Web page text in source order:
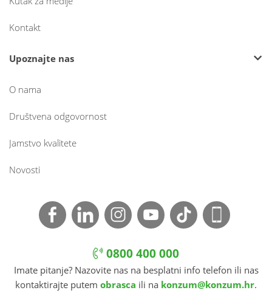
Kontakt
Upoznajte nas
O nama
Društvena odgovornost
Jamstvo kvalitete
Novosti
0800 400 000
Imate pitanje? Nazovite nas na besplatni info telefon ili nas
kontaktirajte putem obrasca ili na konzum@konzum.hr.